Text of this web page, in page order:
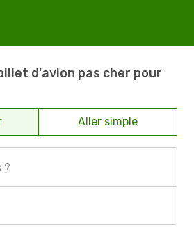
d'avion pas cher pour
Aller simple
?